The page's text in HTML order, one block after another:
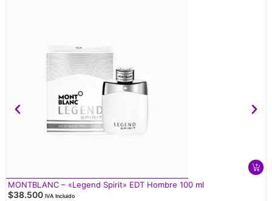
MONTBLANC – «Legend Spirit» EDT Hombre 100 ml
$38.500 IVA Incluido